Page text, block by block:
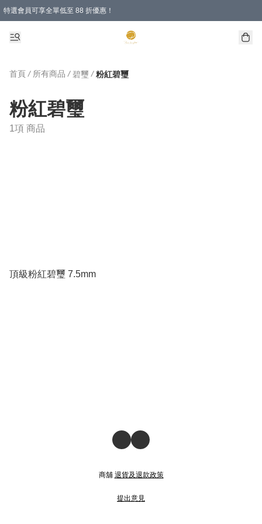
特選會員可享全單低至 88 折優惠！
購物滿 HKD 1000.00即享免運費優惠！（適用於 特定的送貨方式 )
首頁 / 所有商品 / 碧璽 / 粉紅碧璽
粉紅碧璽
1項 商品
頂級粉紅碧璽 7.5mm
商舖 退貨及退款政策
提出意見